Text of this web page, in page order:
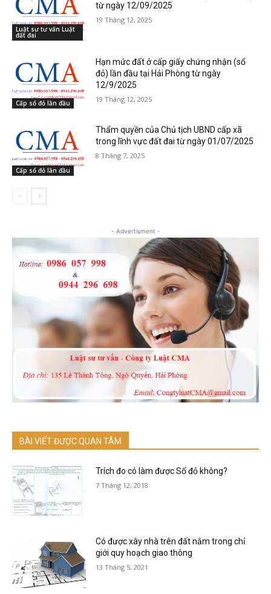
Luật sư tư vấn Luật
đất đai
từ ngày 12/09/2025
19 Tháng 12, 2025
Cấp sổ đỏ lần đầu
Hạn mức đất ở cấp giấy chứng nhận (sổ
đỏ) lần đầu tại Hải Phòng từ ngày
12/9/2025
19 Tháng 12, 2025
Cấp sổ đỏ lần đầu
Thẩm quyền của Chủ tịch UBND cấp xã
trong lĩnh vực đất đai từ ngày 01/07/2025
8 Tháng 7, 2025
- Advertisment -
BÀI VIẾT ĐƯỢC QUAN TÂM
Trích đo có làm được Sổ đỏ không?
7 Tháng 12, 2018
Có được xây nhà trên đất nằm trong chỉ
giới quy hoạch giao thông
13 Tháng 5, 2021